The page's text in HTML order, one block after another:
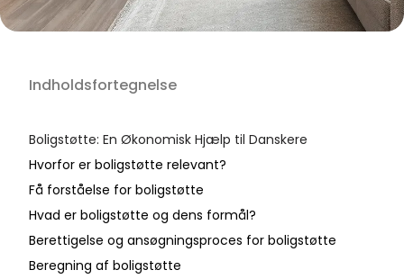
Indholdsfortegnelse
Boligstøtte: En Økonomisk Hjælp til Danskere
Hvorfor er boligstøtte relevant?
Få forståelse for boligstøtte
Hvad er boligstøtte og dens formål?
Berettigelse og ansøgningsproces for boligstøtte
Beregning af boligstøtte